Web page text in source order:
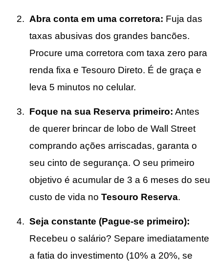
Abra conta em uma corretora: Fuja das
taxas abusivas dos grandes bancões.
Procure uma corretora com taxa zero para
renda fixa e Tesouro Direto. É de graça e
leva 5 minutos no celular.
Foque na sua Reserva primeiro: Antes
de querer brincar de lobo de Wall Street
comprando ações arriscadas, garanta o
seu cinto de segurança. O seu primeiro
objetivo é acumular de 3 a 6 meses do seu
custo de vida no Tesouro Reserva.
Seja constante (Pague-se primeiro):
Recebeu o salário? Separe imediatamente
a fatia do investimento (10% a 20%, se